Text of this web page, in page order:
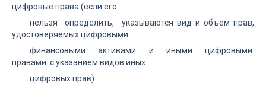
цифровые права (если его
нельзя определить, указываются вид и объем прав,
удостоверяемых цифровыми
финансовыми активами и иными цифровыми
правами с указанием видов иных
цифровых прав).